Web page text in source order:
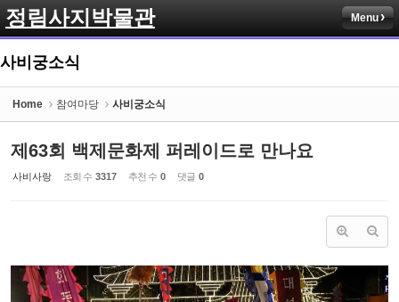
정림사지박물관 Menu
사비궁소식
Home 참여마당 사비궁소식
제63회 백제문화제 퍼레이드로 만나요
사비사랑 조회 수 3317 추천 수 0 댓글 0
Sketchbook5, 스케치북5
Sketchbook5, 스케치북5